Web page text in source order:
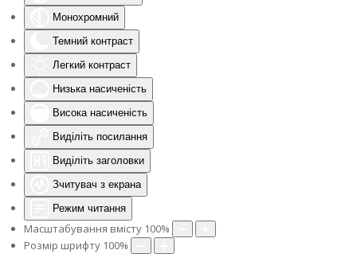
Монохромний
Темний контраст
Легкий контраст
Низька насиченість
Висока насиченість
Виділіть посилання
Виділіть заголовки
Зчитувач з екрана
Режим читання
Масштабування вмісту 100%
Розмір шрифту 100%